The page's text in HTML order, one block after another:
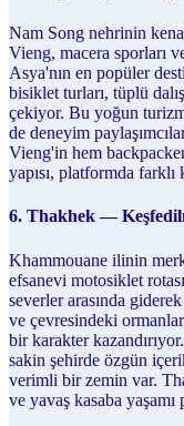
Nam Song nehrinin
Vieng, macera sporları
Asya'nın en popüler
bisiklet turları, tüplü
çekiyor. Bu yoğun
de deneyim
Vieng'in hem
yapısı, platformda farklı
6. Thakhek —
Khammouane ilinin
efsanevi motosiklet
severler arasında
ve çevresindeki
bir karakter
sakin şehirde özgün
verimli bir zemin var.
ve yavaş kasaba